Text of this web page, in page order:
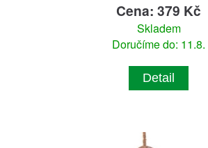
Cena: 379 Kč
Skladem
Doručíme do: 11.8.
Detail